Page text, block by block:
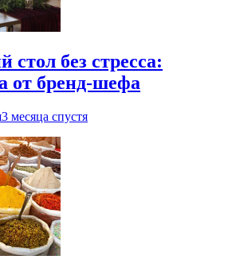
стол без стресса:
от бренд-шефа
3 месяца спустя